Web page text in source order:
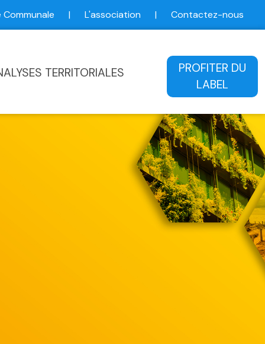
| L'association | Contactez-nous
TERRITORIALES
PROFITER DU
LABEL